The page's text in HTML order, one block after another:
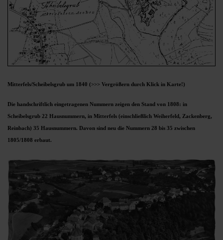
Mitterfels/Scheibelsgrub um 1840 (>>> Vergrößern durch Klick in Karte!)
Die handschriftlich eingetragenen Nummern zeigen den Stand von 1808: in
Scheibelsgrub 22 Hausnummern, in Mitterfels (einschließlich Weiherfeld, Zackenberg,
Reinbach) 35 Hausnummern. Davon sind neu die Nummern 28 bis 35 zwischen
1805/1808 erbaut.